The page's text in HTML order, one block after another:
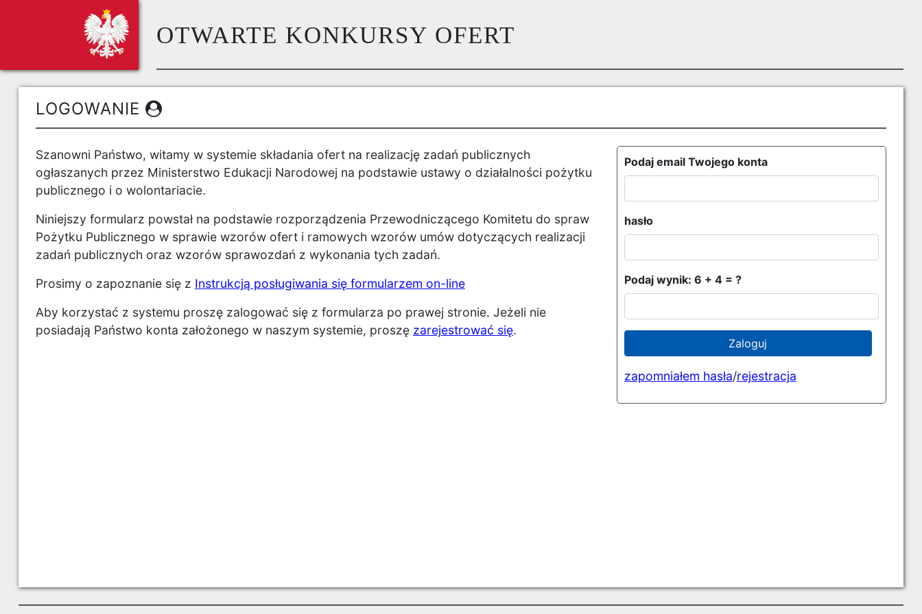
OTWARTE KONKURSY OFERT
LOGOWANIE
Szanowni Państwo, witamy w systemie składania ofert na realizację zadań publicznych
ogłaszanych przez Ministerstwo Edukacji Narodowej na podstawie ustawy o działalności pożytku
publicznego i o wolontariacie.
Niniejszy formularz powstał na podstawie rozporządzenia Przewodniczącego Komitetu do spraw
Pożytku Publicznego w sprawie wzorów ofert i ramowych wzorów umów dotyczących realizacji
zadań publicznych oraz wzorów sprawozdań z wykonania tych zadań.
Prosimy o zapoznanie się z Instrukcją posługiwania się formularzem on-line
Aby korzystać z systemu proszę zalogować się z formularza po prawej stronie. Jeżeli nie
posiadają Państwo konta założonego w naszym systemie, proszę zarejestrować się.
Podaj email Twojego konta
hasło
Podaj wynik: 6 + 4 = ?
Zaloguj
zapomniałem hasła/rejestracja